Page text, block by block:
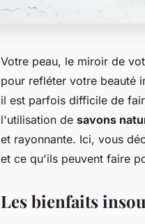
Votre peau, le miroir de
pour refléter votre beauté
il est parfois difficile de
l'utilisation de savons
et rayonnante. Ici, vous
et ce qu'ils peuvent faire
Les bienfaits